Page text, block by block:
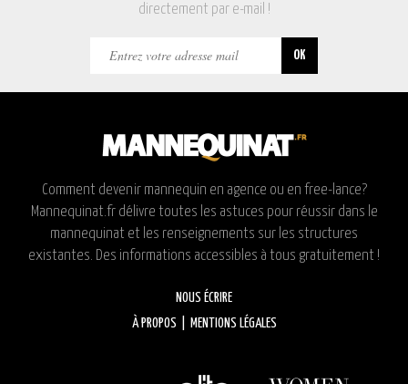
directement par e-mail !
Comment devenir mannequin en agence ou en free-lance?
Mannequinat.fr délivre toutes les astuces pour réussir dans le
mannequinat et les renseignements sur les structures
existantes. Des informations accessibles à tous gratuitement !
NOUS ÉCRIRE
À PROPOS
MENTIONS LÉGALES